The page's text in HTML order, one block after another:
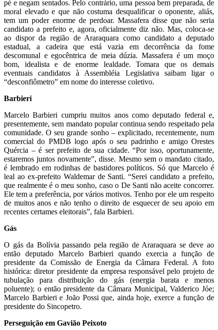
pé e negam sentados. Pelo contrário, uma pessoa bem preparada, de
moral elevado e que não costuma desqualificar o oponente, aliás,
tem um poder enorme de perdoar. Massafera disse que não seria
candidato a prefeito e, agora, oficialmente diz não. Mas, coloca-se
ao dispor da região de Araraquara como candidato a deputado
estadual, a cadeira que está vazia em decorrência da fome
descomunal e egocêntrica de meia dúzia. Massafera é um moço
bom, idealista e de enorme lealdade. Tomara que os demais
eventuais candidatos à Assembléia Legislativa saibam ligar o
“desconfiômetro” em nome do interesse coletivo.
Barbieri
Marcelo Barbieri cumpriu muitos anos como deputado federal e,
presentemente, sem mandato popular continua sendo respeitado pela
comunidade. O seu grande sonho – explicitado, recentemente, num
comercial do PMDB logo após o seu padrinho e amigo Orestes
Quércia – é ser prefeito de sua cidade. “Por isso, oportunamente,
estaremos juntos novamente”, disse. Mesmo sem o mandato citado,
é lembrado em rodinhas de bastidores políticos. Só que Marcelo é
leal ao ex-prefeito Waldemar de Santi. “Serei candidato a prefeito,
que realmente é o meu sonho, caso o De Santi não aceite concorrer.
Ele tem a preferência, por vários motivos. Tenho por ele um respeito
de muitos anos e não tenho o direito de esquecer de seu apoio em
recentes certames eleitorais”, fala Barbieri.
Gás
O gás da Bolívia passando pela região de Araraquara se deve ao
então deputado Marcelo Barbieri quando exercia a função de
presidente da Comissão de Energia da Câmara Federal. A foto
histórica: diretor presidente da empresa responsável pelo projeto de
tubulação para distribuição do gás (energia barata e menos
poluente); o então presidente da Câmara Municipal, Valderico Jóe;
Marcelo Barbieri e João Possi que, ainda hoje, exerce a função de
presidente do Sincopetro.
Perseguição em Gavião Peixoto